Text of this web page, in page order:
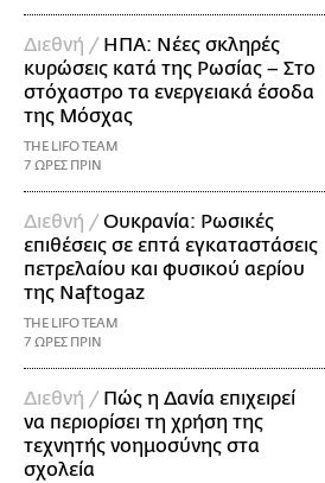
Διεθνή / ΗΠΑ: Nέες σκληρές
κυρώσεις κατά της Ρωσίας – Στο
στόχαστρο τα ενεργειακά έσοδα
της Μόσχας
THE LIFO TEAM
7 ΩΡΕΣ ΠΡΙΝ
Διεθνή /Ουκρανία: Ρωσικές
επιθέσεις σε επτά εγκαταστάσεις
πετρελαίου και φυσικού αερίου
της Naftogaz
THE LIFO TEAM
7 ΩΡΕΣ ΠΡΙΝ
Διεθνή / Πώς η Δανία επιχειρεί
να περιορίσει τη χρήση της
τεχνητής νοημοσύνης στα
σχολεία